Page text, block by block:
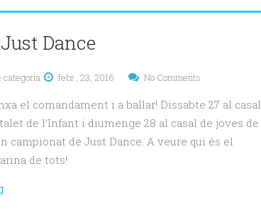
Dance
categoria febr., 23, 2016 No Comments
el comandament i a ballar! Dissabte 27 al casal
de l’Infant i diumenge 28 al casal de joves de
campionat de Just Dance. A veure qui és el
de tots!